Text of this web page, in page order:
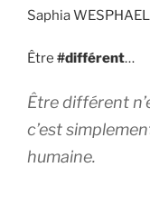
Saphia
Être #différent…
Être différent
c’est
humaine.